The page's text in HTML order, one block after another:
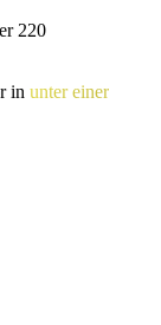
220
in unter einer